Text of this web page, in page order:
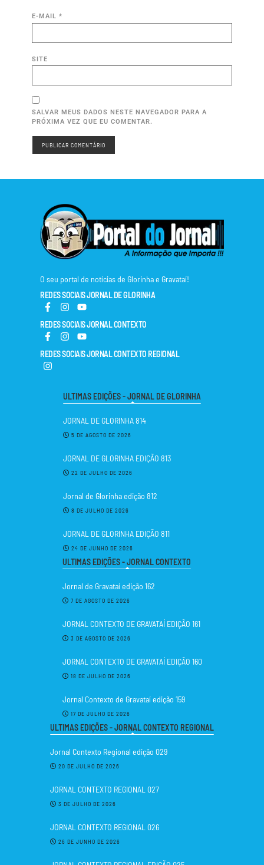
E-MAIL *
SITE
SALVAR MEUS DADOS NESTE NAVEGADOR PARA A
PRÓXIMA VEZ QUE EU COMENTAR.
O seu portal de notícias de Glorinha e Gravataí!
REDES SOCIAIS JORNAL DE GLORINHA
REDES SOCIAIS JORNAL CONTEXTO
REDES SOCIAIS JORNAL CONTEXTO REGIONAL
ULTIMAS EDIÇÕES - JORNAL DE GLORINHA
JORNAL DE GLORINHA 814
5 DE AGOSTO DE 2026
JORNAL DE GLORINHA EDIÇÃO 813
22 DE JULHO DE 2026
Jornal de Glorinha edição 812
8 DE JULHO DE 2026
JORNAL DE GLORINHA EDIÇÃO 811
24 DE JUNHO DE 2026
ULTIMAS EDIÇÕES - JORNAL CONTEXTO
Jornal de Gravataí edição 162
7 DE AGOSTO DE 2026
JORNAL CONTEXTO DE GRAVATAÍ EDIÇÃO 161
3 DE AGOSTO DE 2026
JORNAL CONTEXTO DE GRAVATAÍ EDIÇÃO 160
18 DE JULHO DE 2026
Jornal Contexto de Gravataí edição 159
17 DE JULHO DE 2026
ULTIMAS EDIÇÕES - JORNAL CONTEXTO REGIONAL
Jornal Contexto Regional edição 029
20 DE JULHO DE 2026
JORNAL CONTEXTO REGIONAL 027
3 DE JULHO DE 2026
JORNAL CONTEXTO REGIONAL 026
26 DE JUNHO DE 2026